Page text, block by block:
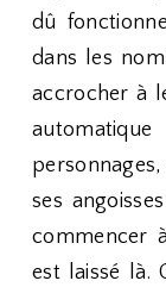
dû
dans les
accrocher à
ses
commencer
est laissé là.